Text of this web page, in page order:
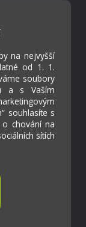
na nejvyšší
od 1. 1.
soubory
a s Vaším
souhlasíte s
chování na
sítích